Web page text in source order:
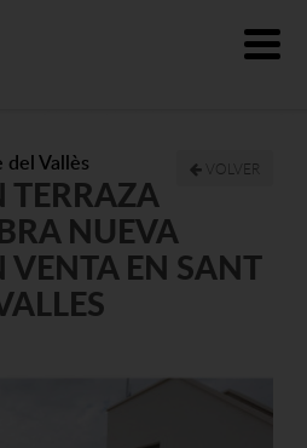
VOLVER
del Vallès
TERRAZA
NUEVA
EN SANT